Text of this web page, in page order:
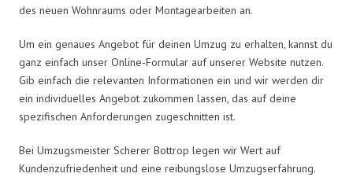
des neuen Wohnraums oder Montagearbeiten an.
Um ein genaues Angebot für deinen Umzug zu erhalten, kannst du
ganz einfach unser Online-Formular auf unserer Website nutzen.
Gib einfach die relevanten Informationen ein und wir werden dir
ein individuelles Angebot zukommen lassen, das auf deine
spezifischen Anforderungen zugeschnitten ist.
Bei Umzugsmeister Scherer Bottrop legen wir Wert auf
Kundenzufriedenheit und eine reibungslose Umzugserfahrung.